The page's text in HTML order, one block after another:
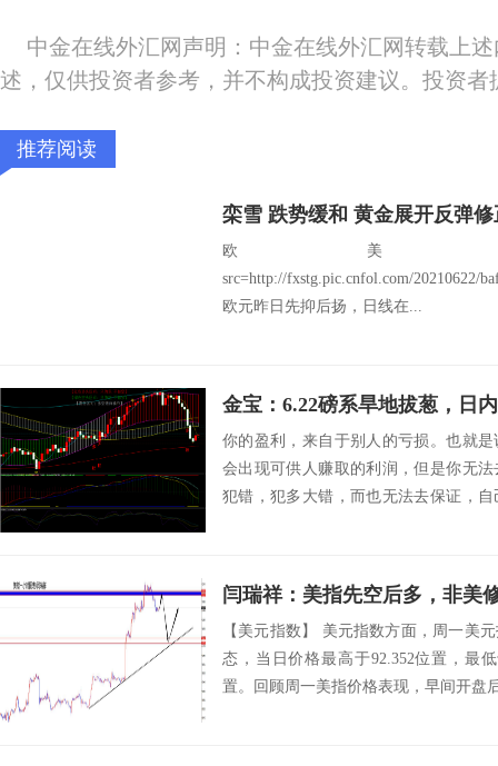
中金在线外汇网声明：中金在线外汇网转载上
述，仅供投资者参考，并不构成投资建议。投资
推荐阅读
栾雪 跌势缓和 黄金展开反弹修
欧美：
src=http://fxstg.pic.cnfol.com/20210622/
欧元昨日先抑后扬，日线在...
金宝：6.22磅系旱地拔葱，日
你的盈利，来自于别人的亏损。也就
会出现可供人赚取的利润，但是你无
犯错，犯多大错，而也无法去保证，
闫瑞祥：美指先空后多，非美
【美元指数】 美元指数方面，周一美
态，当日价格最高于92.352位置，最
置。回顾周一美指价格表现，早间开盘